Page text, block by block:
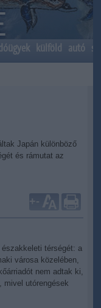
külföld autó
Japán különböző
és rámutat az
+-
térségét: a
városa közelében,
nem adtak ki,
mivel utórengések